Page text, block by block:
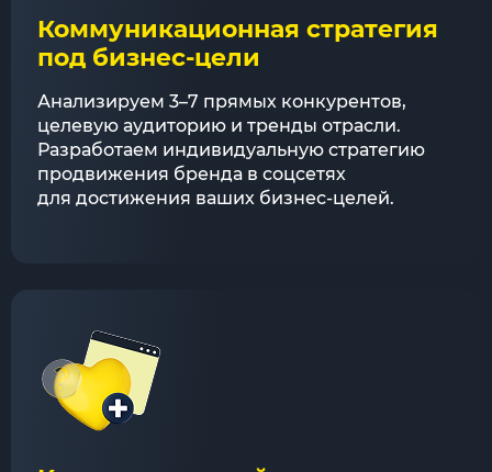
Коммуникационная стратегия
под бизнес-цели
Анализируем 3–7 прямых конкурентов,
целевую аудиторию и тренды отрасли.
Разработаем индивидуальную стратегию
продвижения бренда в соцсетях
для достижения ваших бизнес-целей.